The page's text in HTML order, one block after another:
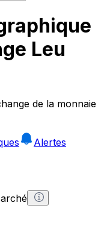
Leu
de la monnaie
Alertes